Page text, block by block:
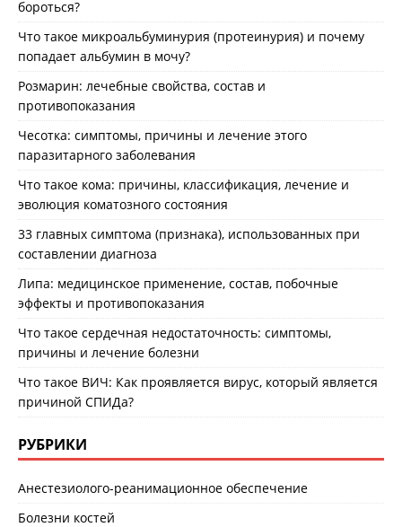
бороться?
Что такое микроальбуминурия (протеинурия) и почему
попадает альбумин в мочу?
Розмарин: лечебные свойства, состав и
противопоказания
Чесотка: симптомы, причины и лечение этого
паразитарного заболевания
Что такое кома: причины, классификация, лечение и
эволюция коматозного состояния
33 главных симптома (признака), использованных при
составлении диагноза
Липа: медицинское применение, состав, побочные
эффекты и противопоказания
Что такое сердечная недостаточность: симптомы,
причины и лечение болезни
Что такое ВИЧ: Как проявляется вирус, который является
причиной СПИДа?
РУБРИКИ
Анестезиолого-реанимационное обеспечение
Болезни костей